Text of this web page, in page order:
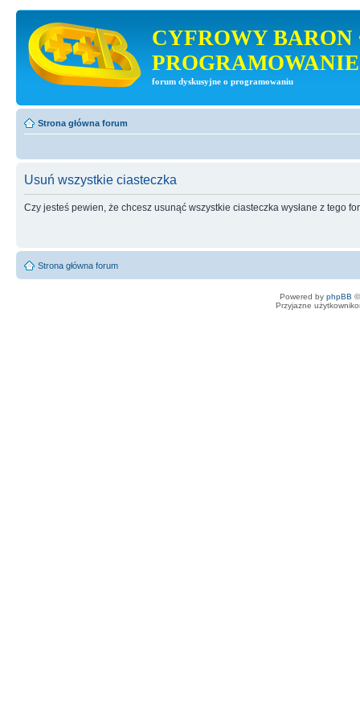
CYFROWY BARON
PROGRAMOWANIE
forum dyskusyjne o programowaniu
Strona główna forum
Usuń wszystkie ciasteczka
Czy jesteś pewien, że chcesz usunąć wszystkie ciasteczka wysłane z tego
Strona główna forum
Powered by phpBB
Przyjazne